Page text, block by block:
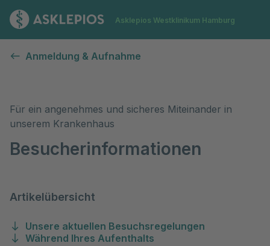
Zur Startseite
Asklepios Westklinikum Hamburg
Anmeldung & Aufnahme
Für ein angenehmes und sicheres Miteinander in
unserem Krankenhaus
Besucherinformationen
Artikelübersicht
Unsere aktuellen Besuchsregelungen
Während Ihres Aufenthalts